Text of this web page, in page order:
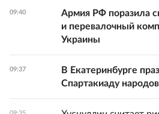
09:40
Армия РФ поразила
и перевалочный
Украины
09:37
В Екатеринбурге
Спартакиаду